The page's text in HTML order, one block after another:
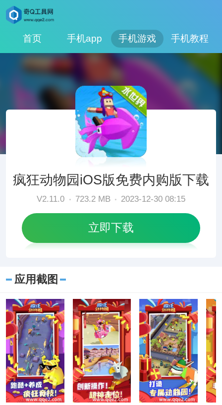
首页 手机app 手机游戏 手机教程
疯狂动物园iOS版免费内购版下载
V2.11.0 723.2 MB 2023-12-30 08:15
立即下载
应用截图